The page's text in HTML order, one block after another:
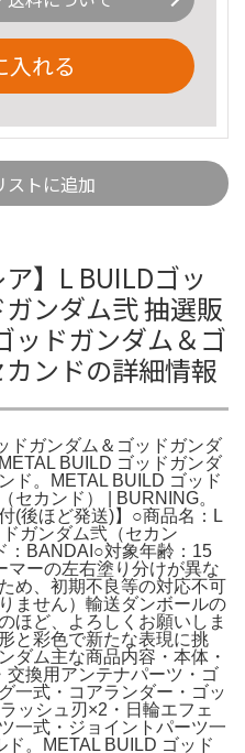
入れる
ストに追加
】L BUILDゴッ
ンダム弐 抽選販
ッドガンダム＆ゴ
ンドの詳細情報
ドガンダム＆ゴッドガンダ
BUILD ゴッドガンダ
ド。METAL BUILD ゴッド
セカンド） | BURNING。
(後ほど発送)】○商品名：L
ガンダム弐（セカン
BANDAI○対象年齢：15
マーの左右塗り分けが異な
め、初期不良等の対応不可
ません）輸送ダンボールの
ほど、よろしくお願いしま
と彩色で新たな表現に挑
ダム主な商品内容・本体・
換用アンテナパーツ・ゴ
一式・コアランダー・ゴッ
ッシュ刃×2・日輪エフェ
一式・ジョイントパーツ一
。METAL BUILD ゴッド